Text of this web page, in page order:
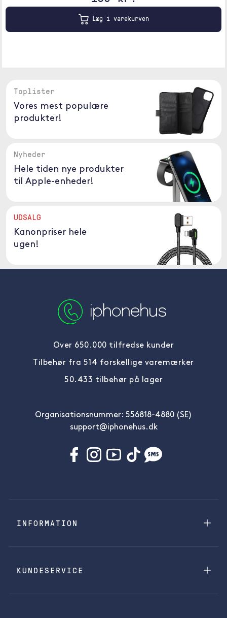
Læg i varekurven
Toplister
Vores mest populære
produkter!
Nyheder
Hele tiden nye produkter
til Apple-enheder!
UDSALG
Kanonpriser hele
ugen!
Over 650.000 tilfredse kunder
Tilbehør fra 514 forskellige varemærker
50.433 tilbehør på lager
Organisationsnummer: 556818-4880 (SE)
support@iphonehus.dk
INFORMATION
KUNDESERVICE